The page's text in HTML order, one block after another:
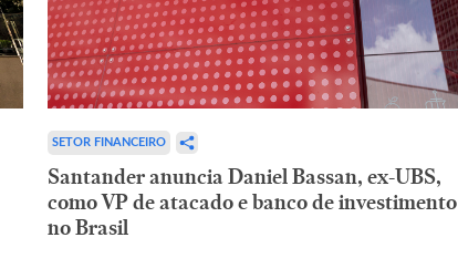
SETOR FINANCEIRO
Santander anuncia Daniel Bassan, ex-UBS,
como VP de atacado e banco de investimento
no Brasil